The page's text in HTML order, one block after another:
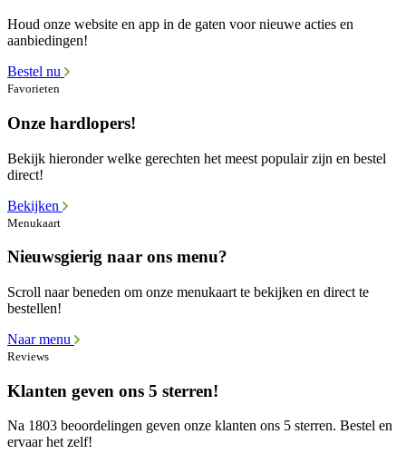
Houd onze website en app in de gaten voor nieuwe acties en
aanbiedingen!
Bestel nu
Favorieten
Onze hardlopers!
Bekijk hieronder welke gerechten het meest populair zijn en bestel
direct!
Bekijken
Menukaart
Nieuwsgierig naar ons menu?
Scroll naar beneden om onze menukaart te bekijken en direct te
bestellen!
Naar menu
Reviews
Klanten geven ons 5 sterren!
Na 1803 beoordelingen geven onze klanten ons 5 sterren. Bestel en
ervaar het zelf!